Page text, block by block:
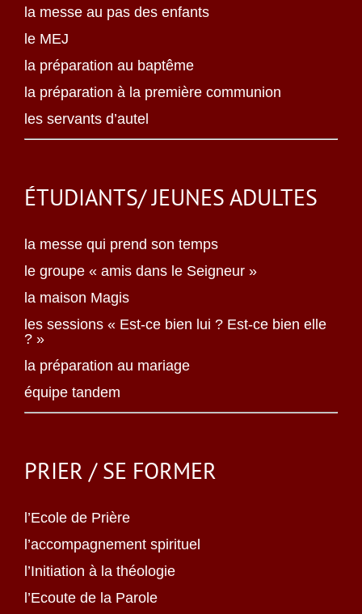
la messe au pas des enfants
le MEJ
la préparation au baptême
la préparation à la première communion
les servants d’autel
ÉTUDIANTS/ JEUNES ADULTES
la messe qui prend son temps
le groupe « amis dans le Seigneur »
la maison Magis
les sessions « Est-ce bien lui ? Est-ce bien elle
? »
la préparation au mariage
équipe tandem
PRIER / SE FORMER
l’Ecole de Prière
l’accompagnement spirituel
l’Initiation à la théologie
l’Ecoute de la Parole